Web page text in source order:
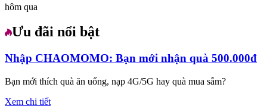
hôm qua
Ưu đãi nổi bật
Nhập CHAOMOMO: Bạn mới nhận quà 500.000đ
Bạn mới thích quà ăn uống, nạp 4G/5G hay quà mua sắm?
Xem chi tiết